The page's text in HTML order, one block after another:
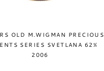
OLD M.WIGMAN PRECIOUS
SERIES SVETLANA 62%
2006